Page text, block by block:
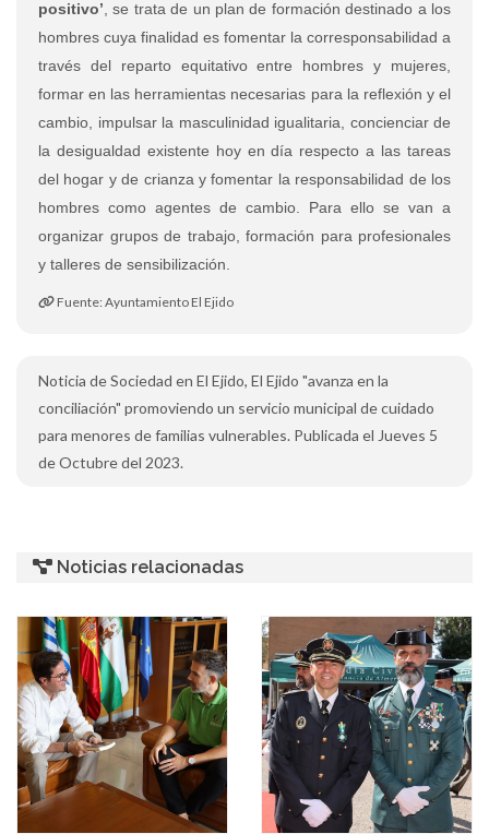
positivo’ , se trata de un plan de formación destinado a los
hombres cuya finalidad es fomentar la corresponsabilidad a
través del reparto equitativo entre hombres y mujeres,
formar en las herramientas necesarias para la reflexión y el
cambio, impulsar la masculinidad igualitaria, concienciar de
la desigualdad existente hoy en día respecto a las tareas
del hogar y de crianza y fomentar la responsabilidad de los
hombres como agentes de cambio. Para ello se van a
organizar grupos de trabajo, formación para profesionales
y talleres de sensibilización.
Fuente: Ayuntamiento El Ejido
Noticia de Sociedad en El Ejido, El Ejido "avanza en la
conciliación" promoviendo un servicio municipal de cuidado
para menores de familias vulnerables. Publicada el Jueves 5
de Octubre del 2023.
Noticias relacionadas